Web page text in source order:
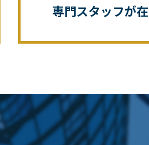
専門スタッフが在